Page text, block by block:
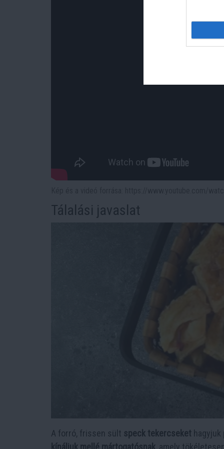
Tálalási javaslat
A forró, frissen sült speck tekercseket